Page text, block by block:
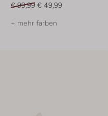
€ 99,99 € 49,99
+ mehr farben